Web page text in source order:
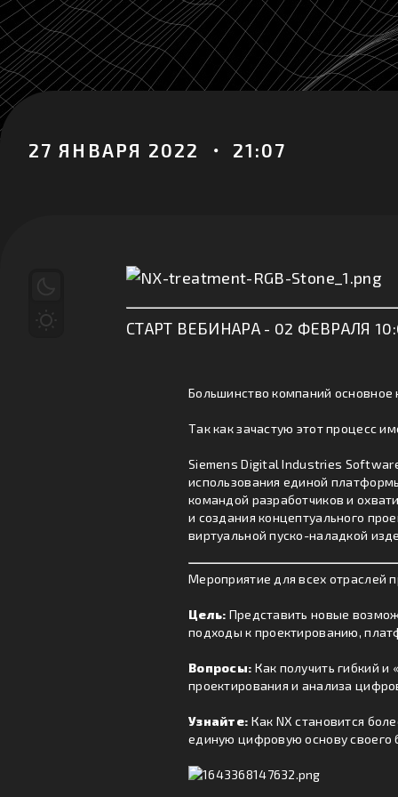
27 ЯНВАРЯ 2022 ・ 21:07
СТАРТ ВЕБИНАРА - 02 ФЕВРАЛЯ
Большинство компаний основное
Так как зачастую этот процесс
Siemens Digital Industries
использования единой
командой разработчиков и
и создания концептуального
виртуальной пуско-наладкой
Мероприятие для всех отраслей
Цель: Представить новые
подходы к проектированию,
Вопросы: Как получить гибкий
проектирования и анализа
Узнайте: Как NX становится
единую цифровую основу своего